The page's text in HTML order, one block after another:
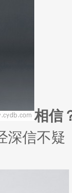
相信
信不疑